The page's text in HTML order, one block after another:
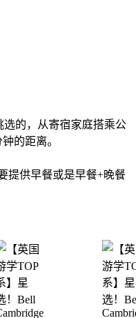
的，从寄宿家庭搭乘公
的距离。
提供早餐或是早餐+晚餐